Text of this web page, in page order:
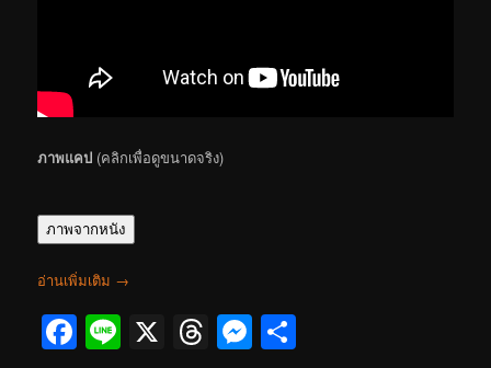
ภาพแคป (คลิกเพื่อดูขนาดจริง)
ภาพจากหนัง
อ่านเพิ่มเติม →
Facebook
Line
X Threads
Messenger